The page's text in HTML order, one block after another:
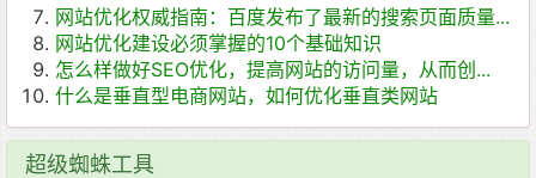
网站优化权威指南：百度发布了最新的搜索页面质量...
网站优化建设必须掌握的10个基础知识
怎么样做好SEO优化，提高网站的访问量，从而创...
什么是垂直型电商网站，如何优化垂直类网站
超级蜘蛛工具